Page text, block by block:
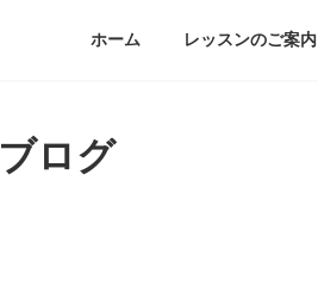
ホーム レッスンのご案内
ブログ